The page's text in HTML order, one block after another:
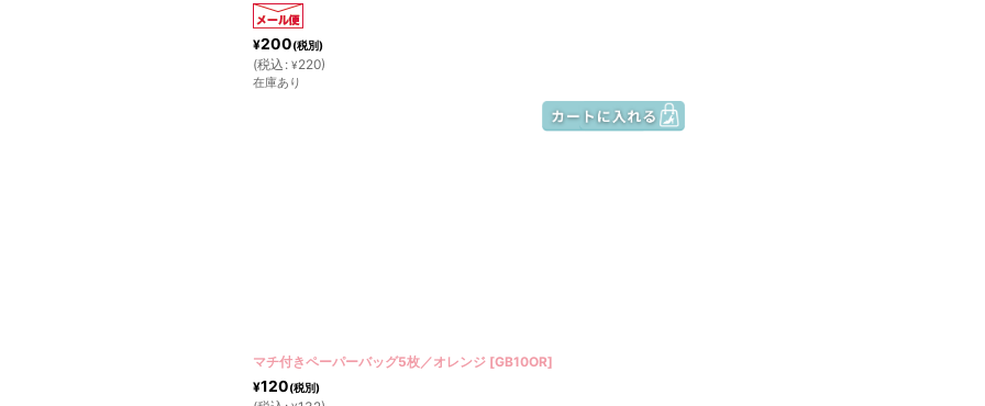
¥200(税別)
(税込 : ¥220)
在庫あり
マチ付きペーパーバッグ5枚／オレンジ [GB10OR]
¥120(税別)